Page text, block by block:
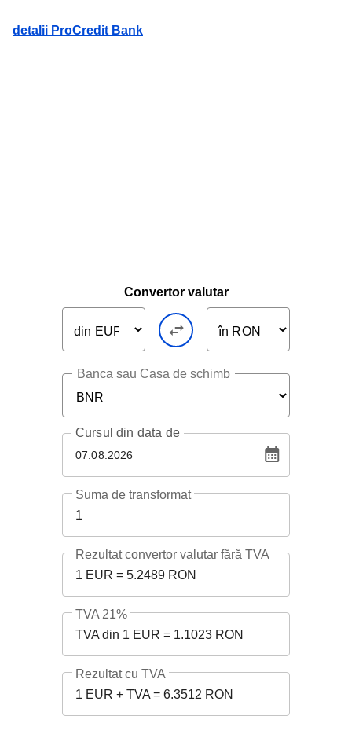
detalii ProCredit Bank
Convertor valutar
Banca sau Casa de schimb
07.08.2026
Cursuldin data de
1
Suma de transformat
1 EUR = 5.2489 RON
Rezultat convertor valutar fără TVA
TVA din 1 EUR = 1.1023 RON
TVA 21%
1 EUR + TVA = 6.3512 RON
Rezultat cu TVA